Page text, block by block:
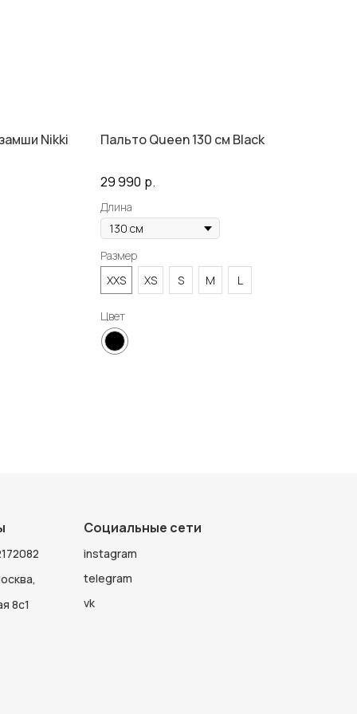
Nikki Пальто Queen 130 см Black
29 990 р.
Длина
Размер
XXS
XS S M L
Цвет
8с1
Социальные сети
instagram
telegram
vk